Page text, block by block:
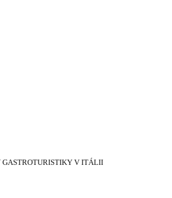
GASTROTURISTIKY V ITÁLII